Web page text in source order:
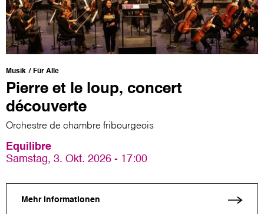
Musik Für Alle
Pierre et le loup, concert
découverte
Orchestre de chambre fribourgeois
Equilibre
Samstag, 3. Okt. 2026 - 17:00
Mehr Informationen